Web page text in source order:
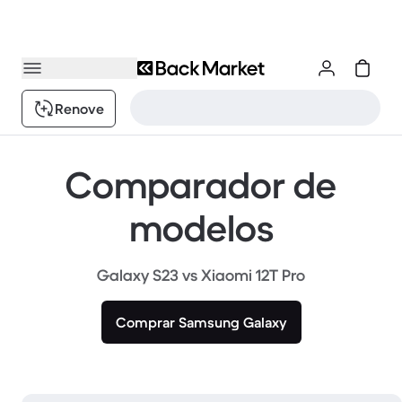
Renove
Comparador de
modelos
Galaxy S23 vs Xiaomi 12T Pro
Comprar Samsung Galaxy